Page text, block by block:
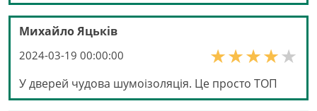
Михайло Яцьків
2024-03-19 00:00:00
У дверей чудова шумоізоляція. Це просто ТОП